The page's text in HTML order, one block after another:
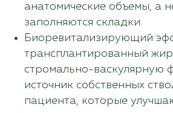
анатомические объемы, а
заполняются складки.
Биоревитализирующий
трансплантированный
стромально-васкулярную
источник собственных
пациента, которые